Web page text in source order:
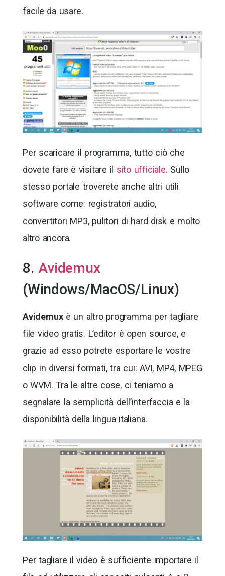
facile da usare.
Per scaricare il programma, tutto ciò che
dovete fare è visitare il sito ufficiale. Sullo
stesso portale troverete anche altri utili
software come: registratori audio,
convertitori MP3, pulitori di hard disk e molto
altro ancora.
8.Avidemux
(Windows/MacOS/Linux)
Avidemuxè un altro programma per tagliare
file video gratis. L’editor è open source, e
grazie ad esso potrete esportare le vostre
clip in diversi formati, tra cui: AVI, MP4, MPEG
o WVM. Tra le altre cose, ci teniamo a
segnalare la semplicità dell’interfaccia e la
disponibilità della lingua italiana.
Per tagliare il video è sufficiente importare il